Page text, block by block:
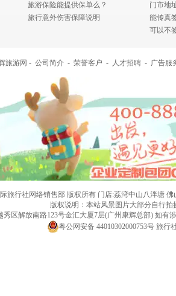
旅游保险能提供保单么？
旅行意外伤害保障说明
门市地
能传真
可以不
旅游网 - 公司简介 - 荣誉客户 - 人才招聘 - 广告服
旅行社网络销售部 版权所有 门店:荔湾中山八泮塘 佛
版权说明：本站风景图片大部分自行
秀区解放南路123号金汇大厦7层(广州康辉总部) 如
粤公网安备 44010302000753号 旅行